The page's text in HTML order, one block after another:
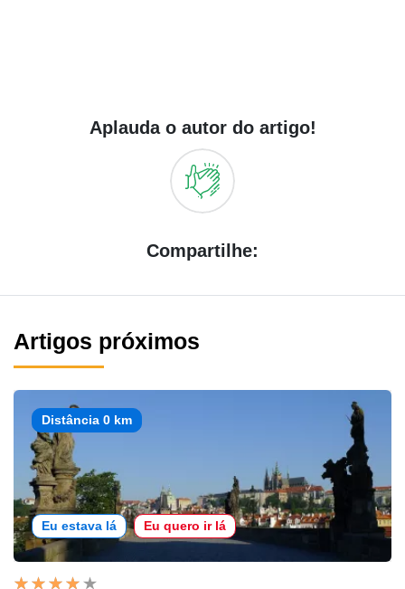
Aplauda o autor do artigo!
Compartilhe:
Artigos próximos
Distância 0 km
Eu estava lá Eu quero ir lá